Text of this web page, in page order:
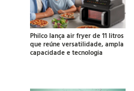
Philco lança air fryer de 11 litros
que reúne versatilidade, ampla
capacidade e tecnologia